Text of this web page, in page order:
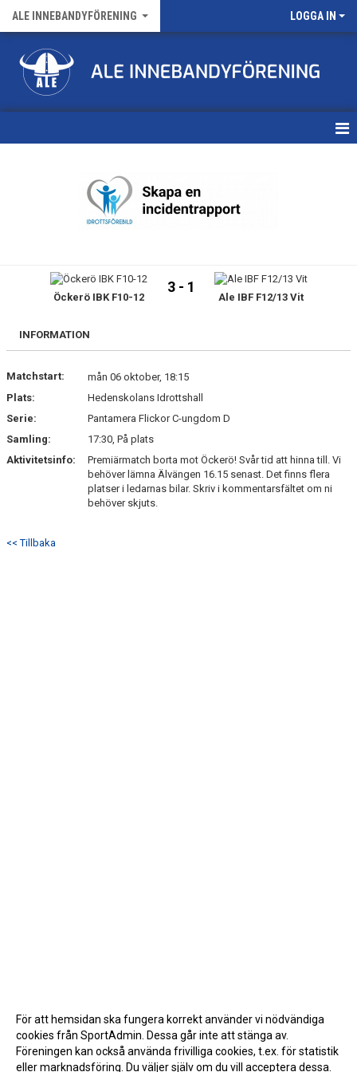
ALE INNEBANDYFÖRENING LOGGA IN
FÖRENINGENS MATCHER
NYHETSARKIV
MEDLEMSKAP
Öckerö IBK F10-12
3 - 1
Ale IBF F12/13 Vit
INFORMATION
Matchstart:
mån 06 oktober, 18:15
Plats:
Hedenskolans Idrottshall
Serie:
Pantamera Flickor C-ungdom D
Samling:
17:30, På plats
Aktivitetsinfo:
Premiärmatch borta mot Öckerö! Svår tid att hinna till. Vi
behöver lämna Älvängen 16.15 senast. Det finns flera
platser i ledarnas bilar. Skriv i kommentarsfältet om ni
behöver skjuts.
<< Tillbaka
För att hemsidan ska fungera korrekt använder vi nödvändiga
cookies från SportAdmin. Dessa går inte att stänga av.
Föreningen kan också använda frivilliga cookies, t.ex. för statistik
eller marknadsföring. Du väljer själv om du vill acceptera dessa.